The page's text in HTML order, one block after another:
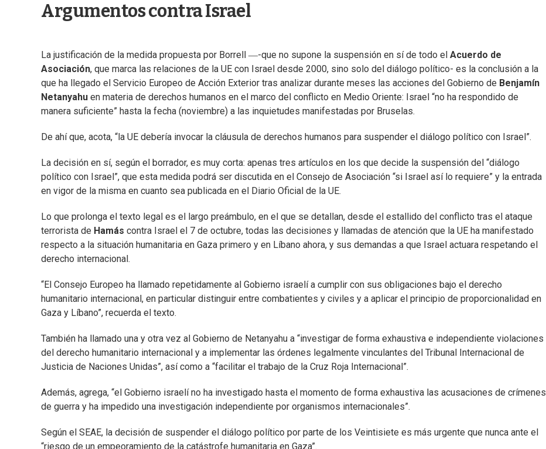
Argumentos contra Israel
La justificación de la medida propuesta por Borrell ―-que no supone la suspensión en sí de todo el Acuerdo de
Asociación, que marca las relaciones de la UE con Israel desde 2000, sino solo del diálogo político- es la conclusión a la
que ha llegado el Servicio Europeo de Acción Exterior tras analizar durante meses las acciones del Gobierno de Benjamín
Netanyahu en materia de derechos humanos en el marco del conflicto en Medio Oriente: Israel “no ha respondido de
manera suficiente” hasta la fecha (noviembre) a las inquietudes manifestadas por Bruselas.
De ahí que, acota, “la UE debería invocar la cláusula de derechos humanos para suspender el diálogo político con Israel”.
La decisión en sí, según el borrador, es muy corta: apenas tres artículos en los que decide la suspensión del “diálogo
político con Israel”, que esta medida podrá ser discutida en el Consejo de Asociación “si Israel así lo requiere” y la entrada
en vigor de la misma en cuanto sea publicada en el Diario Oficial de la UE.
Lo que prolonga el texto legal es el largo preámbulo, en el que se detallan, desde el estallido del conflicto tras el ataque
terrorista de Hamás contra Israel el 7 de octubre, todas las decisiones y llamadas de atención que la UE ha manifestado
respecto a la situación humanitaria en Gaza primero y en Líbano ahora, y sus demandas a que Israel actuara respetando el
derecho internacional.
“El Consejo Europeo ha llamado repetidamente al Gobierno israelí a cumplir con sus obligaciones bajo el derecho
humanitario internacional, en particular distinguir entre combatientes y civiles y a aplicar el principio de proporcionalidad en
Gaza y Líbano”, recuerda el texto.
También ha llamado una y otra vez al Gobierno de Netanyahu a “investigar de forma exhaustiva e independiente violaciones
del derecho humanitario internacional y a implementar las órdenes legalmente vinculantes del Tribunal Internacional de
Justicia de Naciones Unidas”, así como a “facilitar el trabajo de la Cruz Roja Internacional”.
Además, agrega, “el Gobierno israelí no ha investigado hasta el momento de forma exhaustiva las acusaciones de crímenes
de guerra y ha impedido una investigación independiente por organismos internacionales”.
Según el SEAE, la decisión de suspender el diálogo político por parte de los Veintisiete es más urgente que nunca ante el
“riesgo de un empeoramiento de la catástrofe humanitaria en Gaza”.